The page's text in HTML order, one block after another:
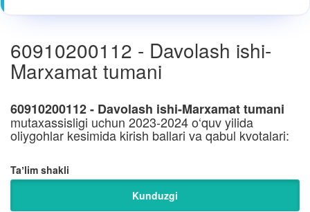
60910200112 - Davolash ishi-
Marxamat tumani
60910200112 - Davolash ishi-Marxamat tumani
mutaxassisligi uchun 2023-2024 o‘quv yilida
oliygohlar kesimida kirish ballari va qabul kvotalari:
Taʼlim shakli
Kunduzgi